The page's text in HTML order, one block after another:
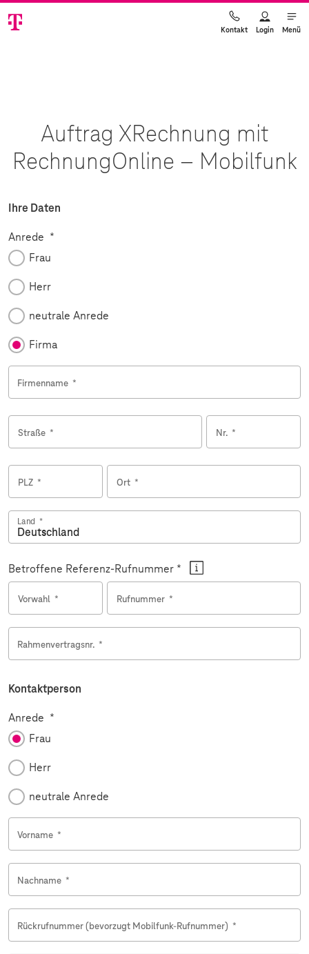
Kontakt Login Menü
Auftrag XRechnung mit
RechnungOnline – Mobilfunk
Ihre Daten
Anrede Pflichtfeld
*
Frau
Herr
neutrale Anrede
Firma
Firmenname *
Straße * Nr. *
PLZ * Ort *
Land *
Betroffene Referenz-Rufnummer *
Vorwahl * Rufnummer *
Rahmenvertragsnr. *
Kontaktperson
Anrede Pflichtfeld
*
Frau
Herr
neutrale Anrede
Vorname *
Nachname *
Rückrufnummer (bevorzugt Mobilfunk-Rufnummer) *